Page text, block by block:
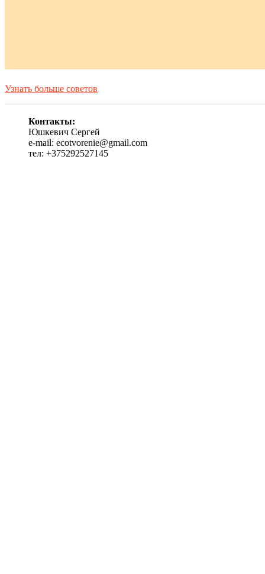
Узнать больше советов
Контакты:
Юшкевич Сергей
e-mail: ecotvorenie@gmail.com
тел: +375292527145